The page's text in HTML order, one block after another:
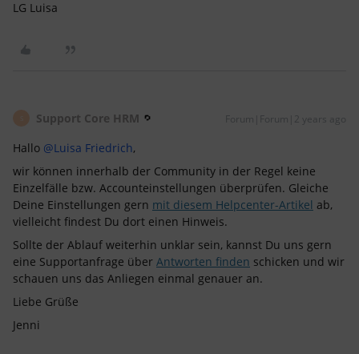
LG Luisa
Support Core HRM Forum|Forum|2 years ago
Hallo @Luisa Friedrich,
wir können innerhalb der Community in der Regel keine
Einzelfälle bzw. Accounteinstellungen überprüfen. Gleiche
Deine Einstellungen gern mit diesem Helpcenter-Artikel ab,
vielleicht findest Du dort einen Hinweis.
Sollte der Ablauf weiterhin unklar sein, kannst Du uns gern
eine Supportanfrage über Antworten finden schicken und wir
schauen uns das Anliegen einmal genauer an.
Liebe Grüße
Jenni